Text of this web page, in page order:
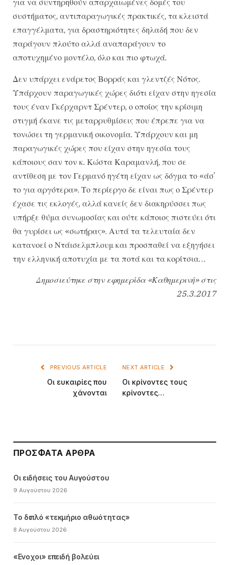
για να συντηρηθούν απαρχαιωμένες δομές του
συστήματος, αντιπαραγωγικές πρακτικές, τα κλειστά
επαγγέλματα, για δραστηριότητες δηλαδή που δεν
παράγουν πλούτο αλλά αναπαράγουν το
αποτυχημένο μοντέλο, όλο και πιο φτωχά.
Δεν υπάρχει ενάρετος Βορράς και γλεντζές Νότος.
Υπάρχουν παραγωγικές χώρες διότι είχαν στην ηγεσία
τους έναν Γκέρχαρντ Σρέντερ, ο οποίος την κρίσιμη
στιγμή έκανε τις μεταρρυθμίσεις που έπρεπε για να
τονώσει τη γερμανική οικονομία. Υπάρχουν και μη
παραγωγικές χώρες που είχαν στην ηγεσία τους
κάποιους σαν τον κ. Κώστα Καραμανλή, που σε
αντίθεση με τον Γερμανό ηγέτη είχαν ως δόγμα το «άσ’
το για αργότερα». Το περίεργο δε είναι πως ο Σρέντερ
έχασε τις εκλογές, αλλά κανείς δεν διακηρύσσει πως
υπήρξε θύμα συνωμοσίας και ούτε κάποιος πιστεύει ότι
θα γυρίσει ως «σωτήρας». Αυτά τα τελευταία δεν
κατανοεί ο Ντάισελμπλουμ και προσπαθεί να εξηγήσει
την ελληνική αποτυχία με τα ποτά και τα κορίτσια…
Δημοσιεύτηκε στην εφημερίδα «Καθημερινή» στις
25.3.2017
PREVIOUS ARTICLE
Οι ευκαιρίες που
χάνονται
NEXT ARTICLE
Οι κρίνοντες τους
κρίνοντες…
ΠΡΌΣΦΑΤΑ ΆΡΘΡΑ
Οι ειδήσεις του Αυγούστου
9 Αυγούστου 2026
Το διπλό «τεκμήριο αθωότητας»
8 Αυγούστου 2026
«Ενοχοι» επειδή βολεύει